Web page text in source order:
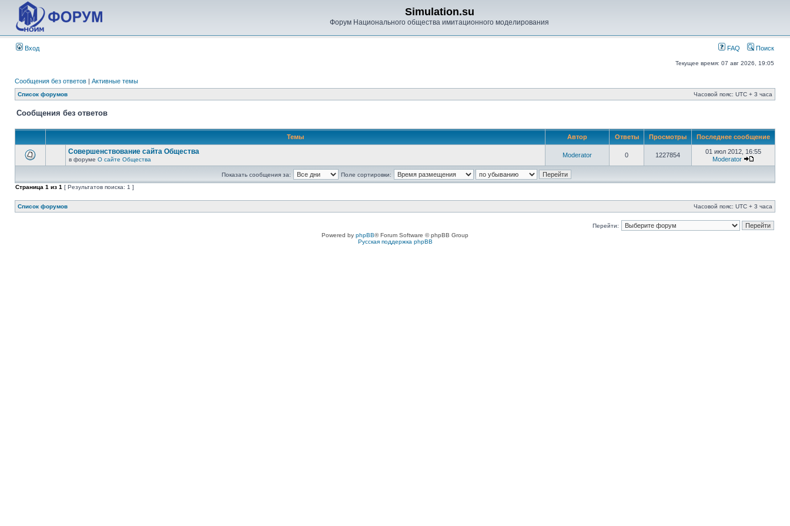
Simulation.su
Форум Национального общества имитационного моделирования
Вход FAQ Поиск
Текущее время: 07 авг 2026, 19:05
Сообщения без ответов | Активные темы
Список форумов Часовой пояс: UTC + 3 часа
Сообщения без ответов
Темы Автор Ответы Просмотры Последнее сообщение
Совершенствование сайта Общества
в форуме О сайте Общества
Moderator 0 1227854
01 июл 2012, 16:55
Moderator
Показать сообщения за:
Поле сортировки:
Страница 1 из 1 [ Результатов поиска: 1 ]
Список форумов Часовой пояс: UTC + 3 часа
Перейти:
Powered by phpBB® Forum Software © phpBB Group
Русская поддержка phpBB